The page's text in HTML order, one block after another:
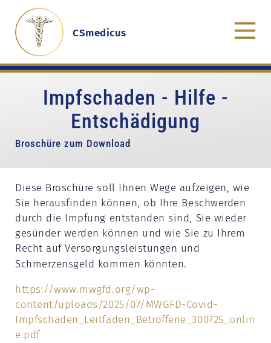
CSmedicus
Impfschaden - Hilfe -
Entschädigung
Broschüre zum Download
Diese Broschüre soll Ihnen Wege aufzeigen, wie
Sie herausfinden können, ob Ihre Beschwerden
durch die Impfung entstanden sind, Sie wieder
gesünder werden können und wie Sie zu Ihrem
Recht auf Versorgungsleistungen und
Schmerzensgeld kommen könnten.
https://www.mwgfd.org/wp-
content/uploads/2025/07/MWGFD-Covid-
Impfschaden_Leitfaden_Betroffene_300725_onlin
e.pdf